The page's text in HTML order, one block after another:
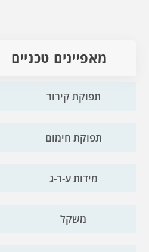
מאפיינים טכניים
תפוקת קירור
תפוקת חימום
מידות ע-ר-ג
משקל